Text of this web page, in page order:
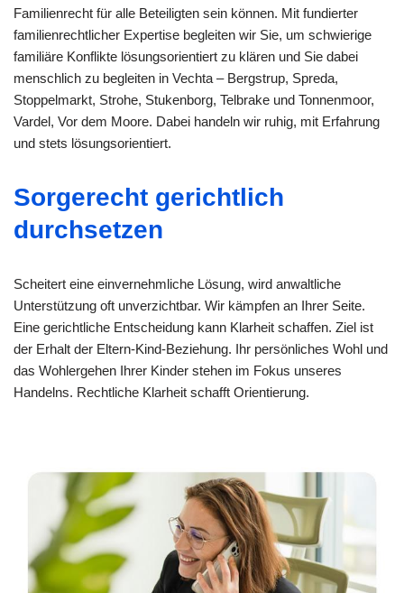
Familienrecht für alle Beteiligten sein können. Mit fundierter
familienrechtlicher Expertise begleiten wir Sie, um schwierige
familiäre Konflikte lösungsorientiert zu klären und Sie dabei
menschlich zu begleiten in Vechta – Bergstrup, Spreda,
Stoppelmarkt, Strohe, Stukenborg, Telbrake und Tonnenmoor,
Vardel, Vor dem Moore. Dabei handeln wir ruhig, mit Erfahrung
und stets lösungsorientiert.
Sorgerecht gerichtlich
durchsetzen
Scheitert eine einvernehmliche Lösung, wird anwaltliche
Unterstützung oft unverzichtbar. Wir kämpfen an Ihrer Seite.
Eine gerichtliche Entscheidung kann Klarheit schaffen. Ziel ist
der Erhalt der Eltern-Kind-Beziehung. Ihr persönliches Wohl und
das Wohlergehen Ihrer Kinder stehen im Fokus unseres
Handelns. Rechtliche Klarheit schafft Orientierung.